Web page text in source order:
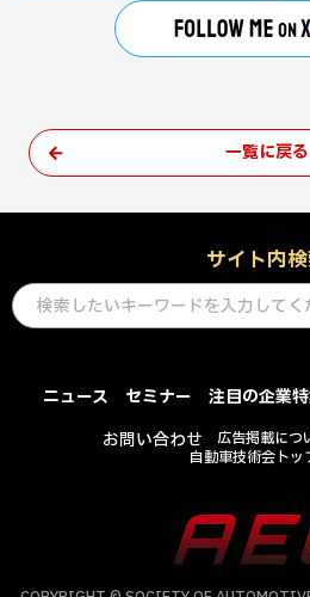
一覧に戻る
サイト内
ニュース セミナー 注目の企業
お問い合わせ
広告掲載につ
自動車技術会トッ